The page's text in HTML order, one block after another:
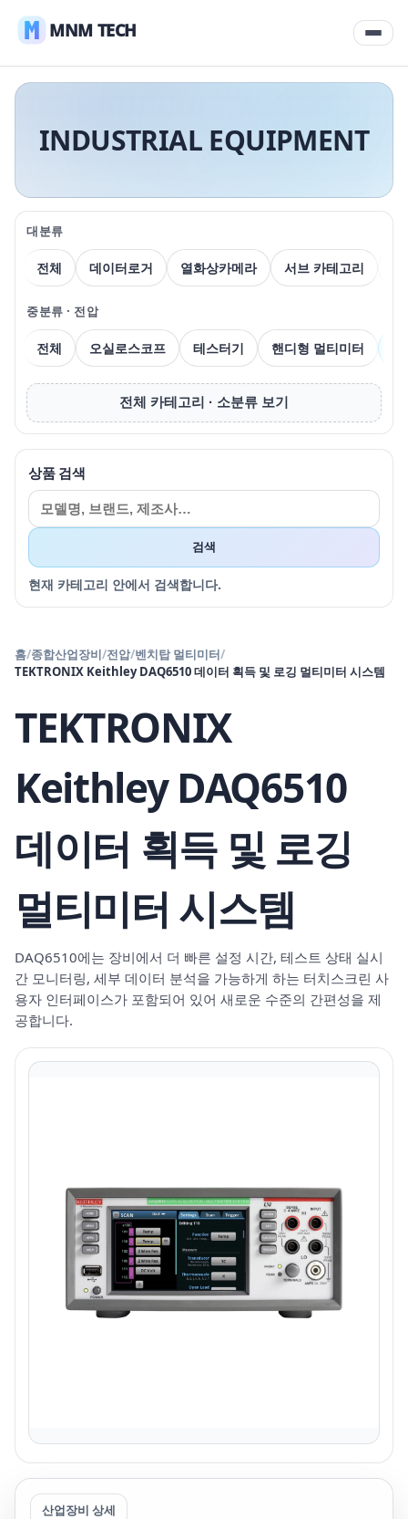
MNM TECH
INDUSTRIAL EQUIPMENT
대분류
전체 데이터로거 열화상카메라 서브 카테고리
중분류 · 전압
전체 오실로스코프 테스터기 핸디형 멀티미터
전체 카테고리 · 소분류 보기
상품 검색
검색
현재 카테고리 안에서 검색합니다.
홈/종합산업장비/전압/벤치탑 멀티미터/
TEKTRONIX Keithley DAQ6510 데이터 획득 및 로깅 멀티미터 시스템
TEKTRONIX
Keithley DAQ6510
데이터 획득 및 로깅
멀티미터 시스템
DAQ6510에는 장비에서 더 빠른 설정 시간, 테스트 상태 실시
간 모니터링, 세부 데이터 분석을 가능하게 하는 터치스크린 사
용자 인터페이스가 포함되어 있어 새로운 수준의 간편성을 제
공합니다.
산업장비 상세